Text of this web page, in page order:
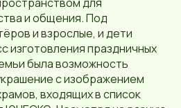
и общения. Под
и взрослые, и дети
изготовления праздничных
была возможность
с изображением
входящих в список